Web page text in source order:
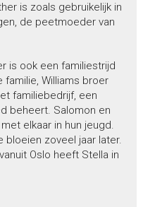
is zoals gebruikelijk in
de peetmoeder van
is ook een familiestrijd
Williams broer
familiebedrijf, een
beheert. Salomon en
elkaar in hun jeugd.
bloeien zoveel jaar later.
Oslo heeft Stella in